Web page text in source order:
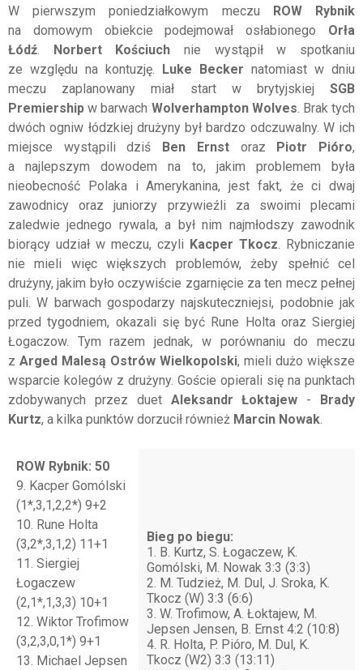
W pierwszym poniedziałkowym meczu ROW Rybnik
na domowym obiekcie podejmował osłabionego Orła
Łódź
Norbert Kościuch nie wystąpił w spotkaniu
ze względu na kontuzję. Luke Becker natomiast w dniu
meczu zaplanowany miał start w brytyjskiej SGB
Premiershipw barwach Wolverhampton Wolves . Brak tych
dwóch ogniw łódzkiej drużyny był bardzo odczuwalny. W ich
miejsce wystąpili dziś Ben Ernstoraz Piotr Pióro,
a najlepszym dowodem na to, jakim problemem była
nieobecność Polaka i Amerykanina, jest fakt, że ci dwaj
zawodnicy oraz juniorzy przywieźli za swoimi plecami
zaledwie jednego rywala, a był nim najmłodszy zawodnik
biorący udział w meczu, czyli Kacper Tkocz . Rybniczanie
nie mieli więc większych problemów, żeby spełnić cel
drużyny, jakim było oczywiście zgarnięcie za ten mecz pełnej
puli. W barwach gospodarzy najskuteczniejsi, podobnie jak
przed tygodniem, okazali się być Rune Holta oraz Siergiej
Łogaczow. Tym razem jednak, w porównaniu do meczu
z Arged Malesą Ostrów Wielkopolski, mieli dużo większe
wsparcie kolegów z drużyny. Goście opierali się na punktach
zdobywanych przez duet Aleksandr Łoktajew - Brady
Kurtz, a kilka punktów dorzucił również Marcin Nowak
ROW Rybnik: 50
9. Kacper Gomólski
(1*,3,1,2,2*) 9+2
10. Rune Holta
(3,2*,3,1,2) 11+1
11. Siergiej
Łogaczew
(2,1*,1,3,3) 10+1
12. Wiktor Trofimow
(3,2,3,0,1*) 9+1
13. Michael Jepsen
Bieg po biegu:
1. B. Kurtz, S. Łogaczew, K.
Gomólski, M. Nowak 3:3 (3:3)
2. M. Tudzież, M. Dul, J. Sroka, K.
Tkocz (W) 3:3 (6:6)
3. W. Trofimow, A. Łoktajew, M.
Jepsen Jensen, B. Ernst 4:2 (10:8)
4. R. Holta, P. Pióro, M. Dul, K.
Tkocz (W2) 3:3 (13:11)